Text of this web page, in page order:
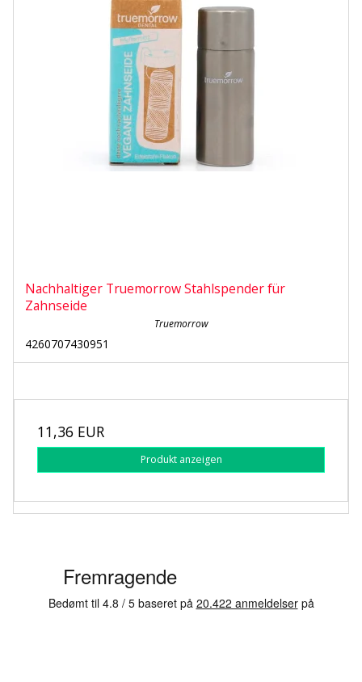
Nachhaltiger Truemorrow Stahlspender für
Zahnseide
Truemorrow
4260707430951
11,36 EUR
Produkt anzeigen